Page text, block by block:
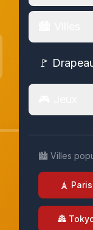
🚩
🏙️ Villes
🗼 Paris
🏯